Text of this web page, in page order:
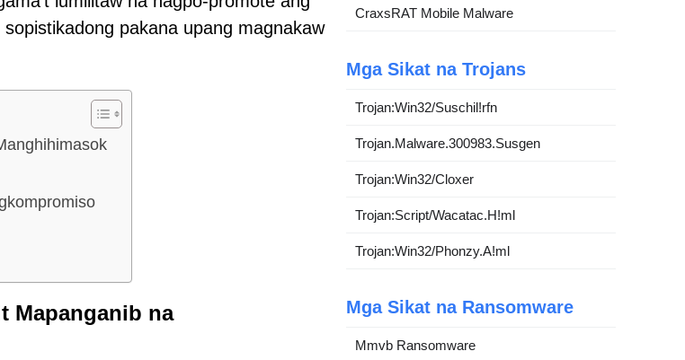
pakana upang magnakaw
Mapanganib na
CraxsRAT Mobile Malware
Mga Sikat na Trojans
Trojan:Win32/Suschil!rfn
Trojan.Malware.300983.Susgen
Trojan:Win32/Cloxer
Trojan:Script/Wacatac.H!ml
Trojan:Win32/Phonzy.A!ml
Mga Sikat na Ransomware
Mmvb Ransomware